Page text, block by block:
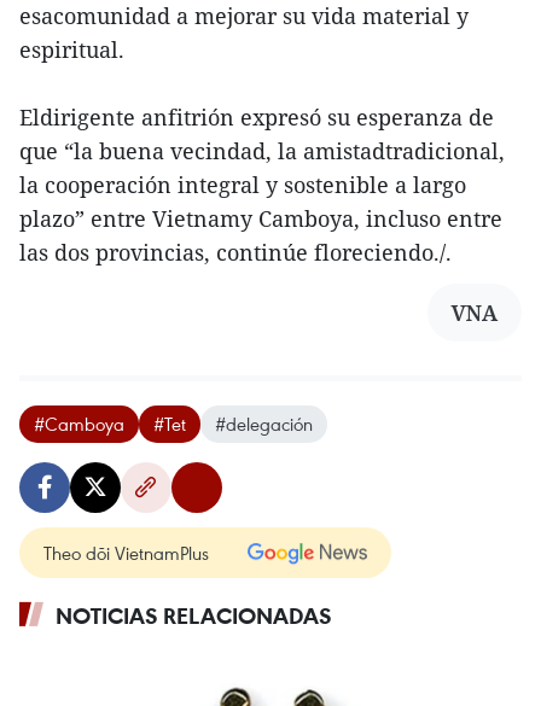
esacomunidad a mejorar su vida material y
espiritual.
Eldirigente anfitrión expresó su esperanza de
que “la buena vecindad, la amistadtradicional,
la cooperación integral y sostenible a largo
plazo” entre Vietnamy Camboya, incluso entre
las dos provincias, continúe floreciendo./.
VNA
#Camboya #Tet #delegación
Theo dõi VietnamPlus
NOTICIAS RELACIONADAS